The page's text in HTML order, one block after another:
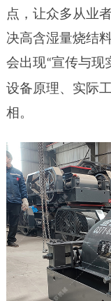
点，让众多从业
决高含湿量烧结
会出现“宣传与现
设备原理、实际
相。